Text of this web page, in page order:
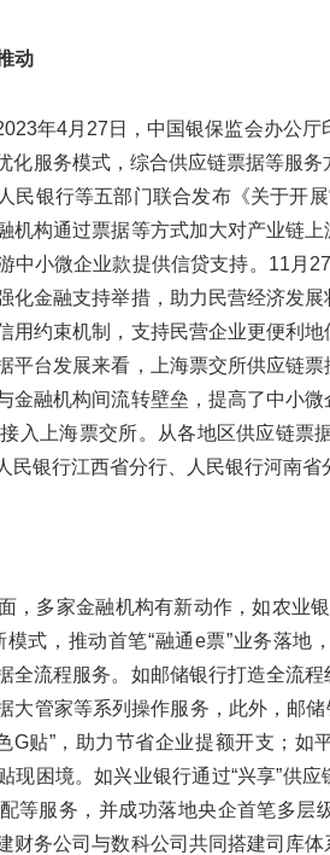
动
年4月27日，中国银保监会办公
化服务模式，综合供应链票据等服
民银行等五部门联合发布《关于开
机构通过票据等方式加大对产业链
中小微企业款提供信贷支持。11月
化金融支持举措，助力民营经济发
用约束机制，支持民营企业更便利
平台发展来看，上海票交所供应链
金融机构间流转壁垒，提高了中小
入上海票交所。从各地区供应链票
民银行江西省分行、人民银行河南省
，多家金融机构有新动作，如农业
模式，推动首笔“融通e票”业务落地
全流程服务。如邮储银行打造全流
大管家等系列操作服务，此外，邮
G贴”，助力节省企业提额开支；
现困境。如兴业银行通过“兴享”供
等服务，并成功落地央企首笔多层
财务公司与数科公司共同搭建司库